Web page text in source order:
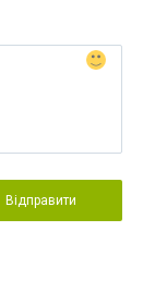
Відправити